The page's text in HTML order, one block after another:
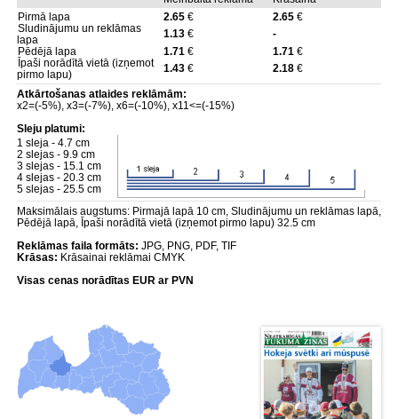
Pirmā lapa
2.65€ 2.65€
Sludinājumu un reklāmas
lapa
1.13€
-
Pēdējā lapa
1.71€ 1.71€
Īpaši norādītā vietā (izņemot
pirmo lapu)
1.43€ 2.18€
Atkārtošanas atlaides reklāmām:
x2=(-5%), x3=(-7%), x6=(-10%), x11<=(-15%)
Sleju platumi:
1 sleja - 4.7 cm
2 slejas - 9.9 cm
3 slejas - 15.1 cm
4 slejas - 20.3 cm
5 slejas - 25.5 cm
Maksimālais augstums: Pirmajā lapā 10 cm, Sludinājumu un reklāmas lapā,
Pēdējā lapā, Īpaši norādītā vietā (izņemot pirmo lapu) 32.5 cm
Reklāmas faila formāts: JPG, PNG, PDF, TIF
Krāsas: Krāsainai reklāmai CMYK
Visas cenas norādītas EUR ar PVN